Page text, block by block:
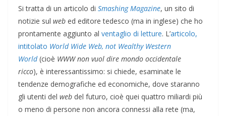
Si tratta di un articolo di Smashing Magazine, un sito di
notizie sul web ed editore tedesco (ma in inglese) che ho
prontamente aggiunto al ventaglio di letture. L’articolo,
intitolato World Wide Web, not Wealthy Western
World(cioè WWW non vuol dire mondo occidentale
ricco), è interessantissimo: si chiede, esaminate le
tendenze demografiche ed economiche, dove staranno
gli utenti del web del futuro, cioè quei quattro miliardi più
o meno di persone non ancora connessi alla rete (ma,